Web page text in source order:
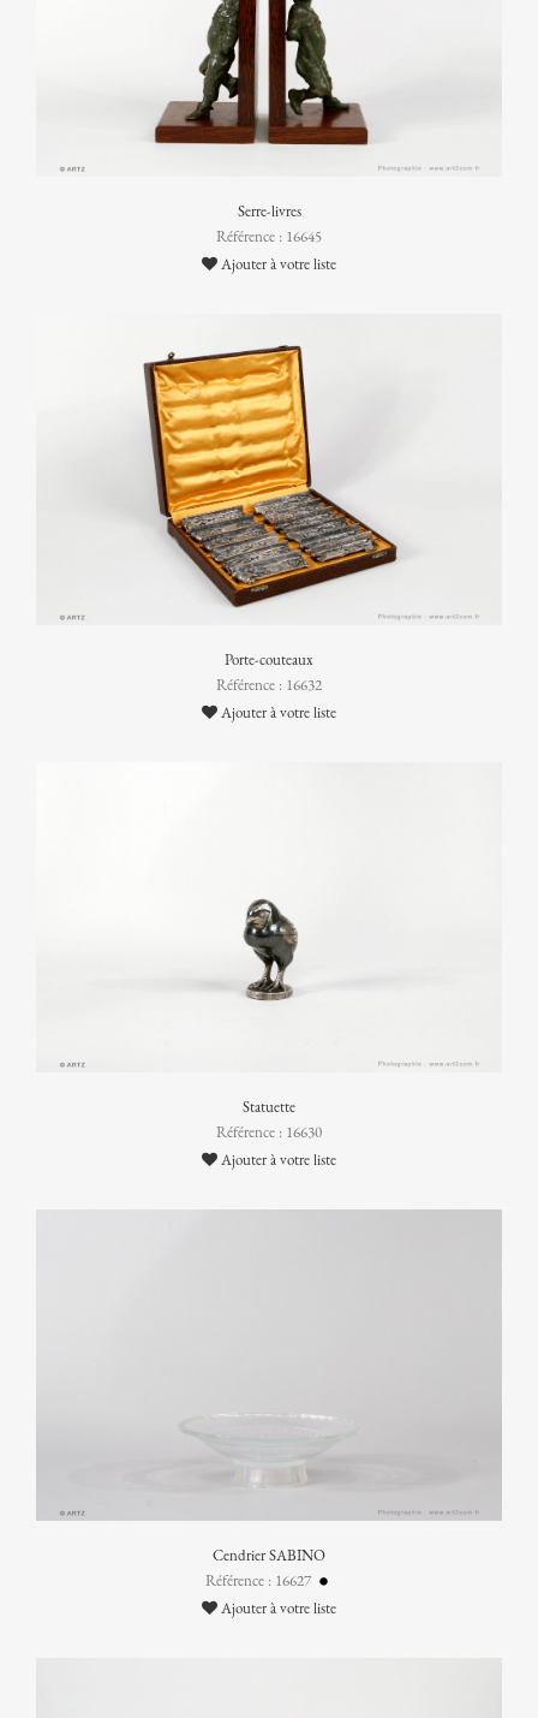
Serre-livres
Référence : 16645
Ajouter à votre liste
Porte-couteaux
Référence : 16632
Ajouter à votre liste
Statuette
Référence : 16630
Ajouter à votre liste
Cendrier SABINO
Référence : 16627
Ajouter à votre liste